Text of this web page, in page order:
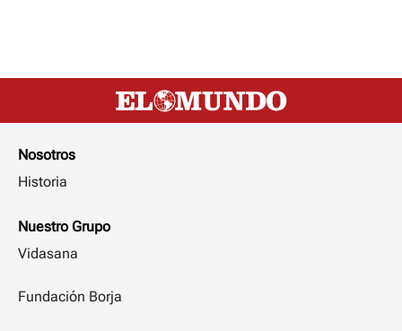
Nosotros
Historia
Nuestro Grupo
Vidasana
Fundación Borja